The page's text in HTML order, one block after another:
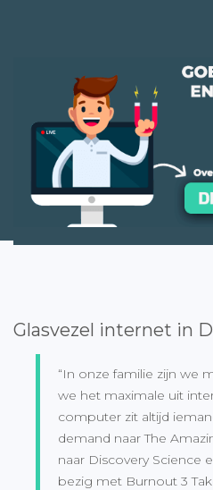
Glasvezel internet in
“In onze familie zijn we
we het maximale uit
computer zit altijd
demand naar The
naar Discovery Science
bezig met Burnout 3